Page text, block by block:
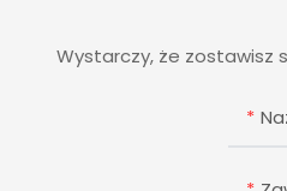
Wystarczy, że zostawisz